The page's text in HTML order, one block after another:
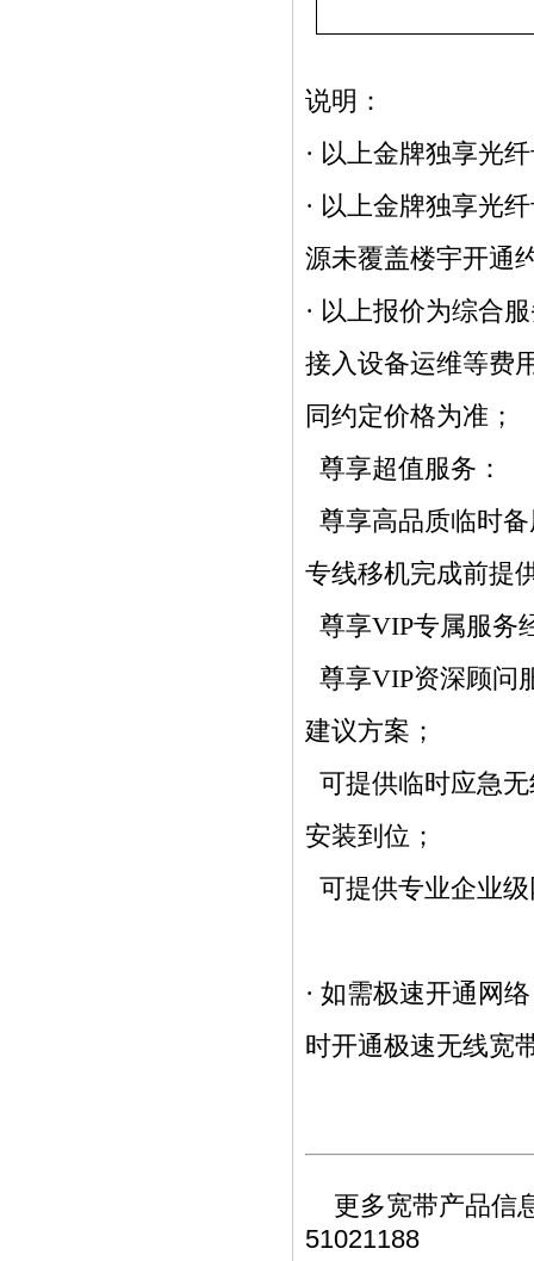
说明：
· 以上金牌独享光
· 以上金牌独享光
源未覆盖楼宇开通
· 以上报价为综合
接入设备运维等费
同约定价格为准 ；
尊享超值服务 ：
尊享高品质临时
专线移机完成前提
尊享VIP专属服务
尊享VIP资深顾问
建议方案；
可提供临时应急
安装到位；
可提供专业企业
· 如需极速开通网
时开通极速无线宽
更多宽带产品信
51021188